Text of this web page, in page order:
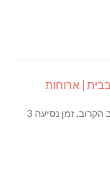
| ארוחות
זמן נסיעה 3